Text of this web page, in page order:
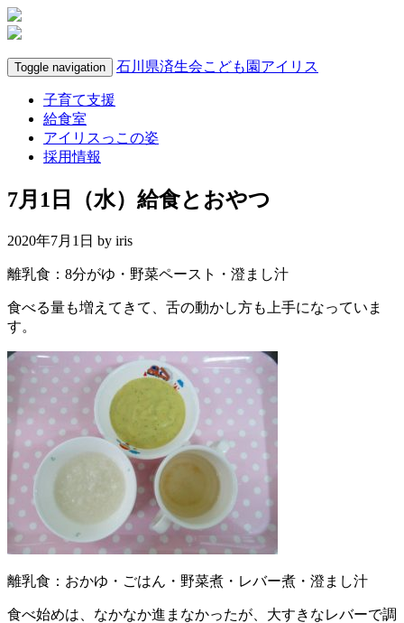
Toggle navigation 石川県済生会こども園アイリス
子育て支援
給食室
アイリスっこの姿
採用情報
7月1日（水）給食とおやつ
2020年7月1日 by iris
離乳食：8分がゆ・野菜ペースト・澄まし汁
食べる量も増えてきて、舌の動かし方も上手になっていま
す。
離乳食：おかゆ・ごはん・野菜煮・レバー煮・澄まし汁
食べ始めは、なかなか進まなかったが、大すきなレバーで調